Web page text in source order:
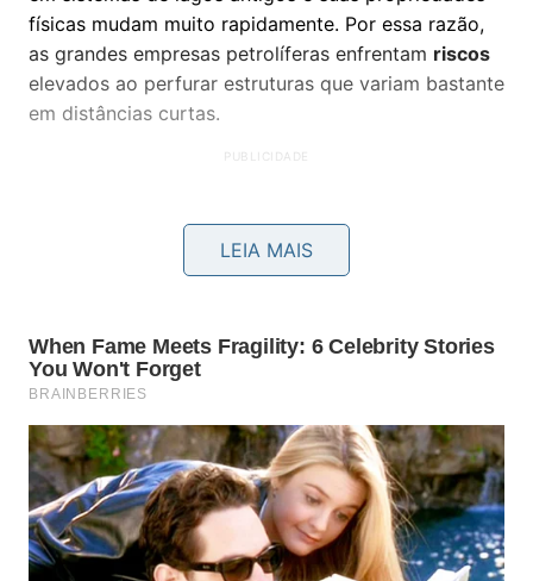
físicas mudam muito rapidamente. Por essa razão,
as grandes empresas petrolíferas enfrentam riscos
elevados ao perfurar estruturas que variam bastante
em distâncias curtas.
Como o dióxido de carbono afeta a
viabilidade do projeto?
LEIA MAIS